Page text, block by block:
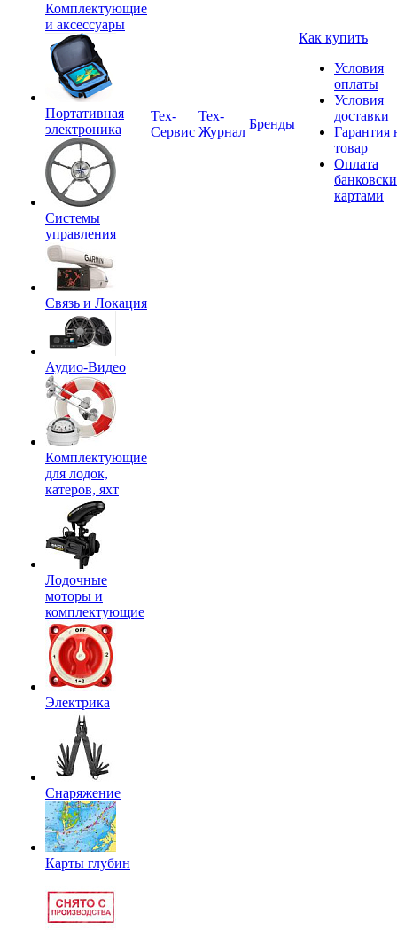
Комплектующие
и аксессуары
Портативная
электроника
Системы
управления
Связь и Локация
Аудио-Видео
Комплектующие
для лодок,
катеров, яхт
Лодочные
моторы и
комплектующие
Электрика
Снаряжение
Карты глубин
Tex-
Сервис
Тех-
Журнал
Бренды
Как купить
Условия
оплаты
Условия
доставки
Гарантия
товар
Оплата
картами